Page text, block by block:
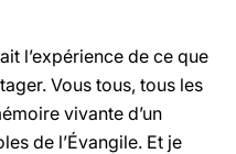
l’expérience de ce que
Vous tous, tous les
vivante d’un
de l’Évangile. Et je